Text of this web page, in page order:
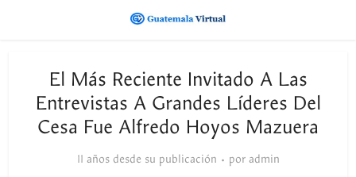
El Más Reciente Invitado A Las
Entrevistas A Grandes Líderes Del
Cesa Fue Alfredo Hoyos Mazuera
11 años desde su publicación por admin